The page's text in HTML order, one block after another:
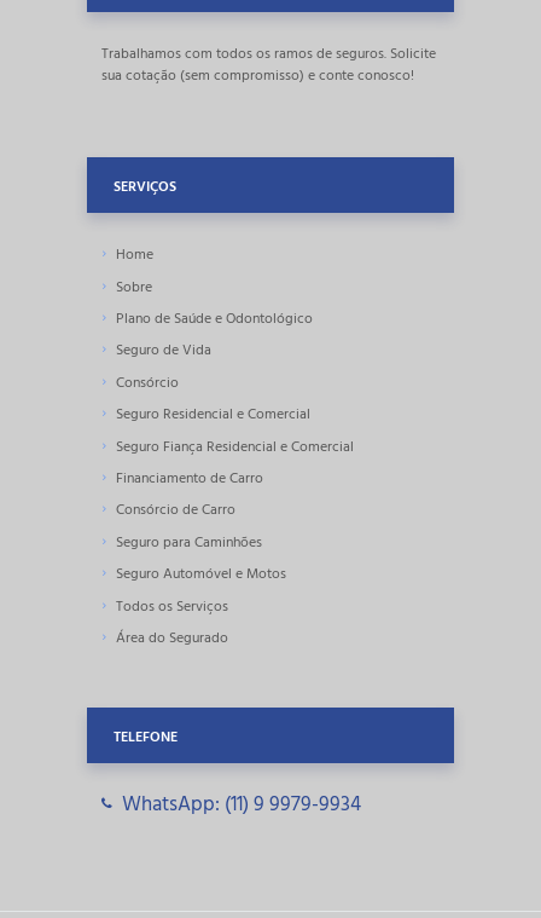
Trabalhamos com todos os ramos de seguros. Solicite
sua cotação (sem compromisso) e conte conosco!
SERVIÇOS
Home
Sobre
Plano de Saúde e Odontológico
Seguro de Vida
Consórcio
Seguro Residencial e Comercial
Seguro Fiança Residencial e Comercial
Financiamento de Carro
Consórcio deCarro
Seguro para Caminhões
Seguro Automóvel e Motos
Todos os Serviços
Área do Segurado
TELEFONE
WhatsApp: (11) 9 9979-9934